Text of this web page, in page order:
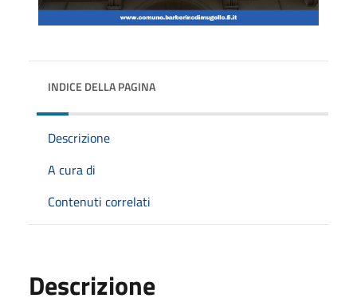
INDICE DELLA PAGINA
Descrizione
A cura di
Contenuti correlati
Descrizione